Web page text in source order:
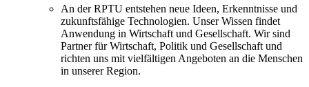
An der RPTU entstehen neue Ideen, Erkenntnisse und
zukunftsfähige Technologien. Unser Wissen findet
Anwendung in Wirtschaft und Gesellschaft. Wir sind
Partner für Wirtschaft, Politik und Gesellschaft und
richten uns mit vielfältigen Angeboten an die Menschen
in unserer Region.